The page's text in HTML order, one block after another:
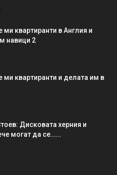
ми квартиранти в Англия и
навици 2
ми квартиранти и делата им в
Дисковата херния и
могат да се…...